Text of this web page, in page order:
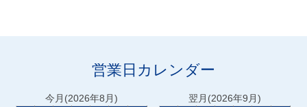
営業日カレンダー
今月(2026年8月)
翌月(2026年9月)